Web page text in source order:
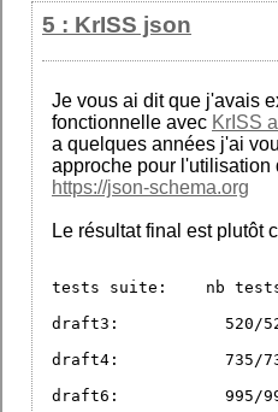
5 : KrISS json
Je vous ai dit que j'avais
fonctionnelle avec KrISS
a quelques années j'ai
approche pour l'utilisation
https://json-schema.org
Le résultat final est plutôt